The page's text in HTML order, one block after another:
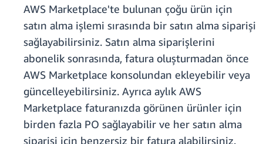
AWS Marketplace'te bulunan çoğu ürün için
satın alma işlemi sırasında bir satın alma siparişi
sağlayabilirsiniz. Satın alma siparişlerini
abonelik sonrasında, fatura oluşturmadan önce
AWS Marketplace konsolundan ekleyebilir veya
güncelleyebilirsiniz. Ayrıca aylık AWS
Marketplace faturanızda görünen ürünler için
birden fazla PO sağlayabilir ve her satın alma
siparişi için benzersiz bir fatura alabilirsiniz.